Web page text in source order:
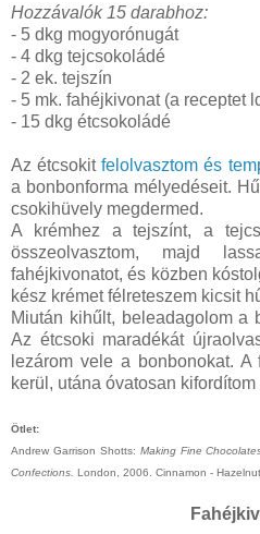
Hozzávalók 15 darabhoz:
- 5 dkg mogyorónugát
- 4 dkg tejcsokoládé
- 2 ek. tejszín
- 5 mk. fahéjkivonat (a receptet
- 15 dkg étcsokoládé
Az étcsokitfelolvasztom és
a bonbonforma mélyedéseit.
csokihüvely megdermed.
A krémhez a tejszínt, a
összeolvasztom, majd
fahéjkivonatot, és közben
kész krémet félreteszem kicsit
Miután kihűlt, beleadagolom a
Az étcsoki maradékát
lezárom vele a bonbonokat.
kerül, utána óvatosan
Ötlet:
Andrew Garrison Shotts: Making Fine
Confections. London, 2006. Cinnamon -